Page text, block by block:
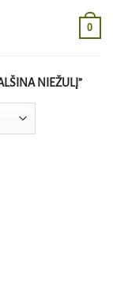
0
NIEŽULĮ”